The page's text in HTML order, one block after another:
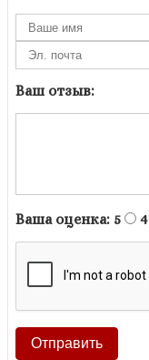
Ваш отзыв:
Ваша оценка: 5 4